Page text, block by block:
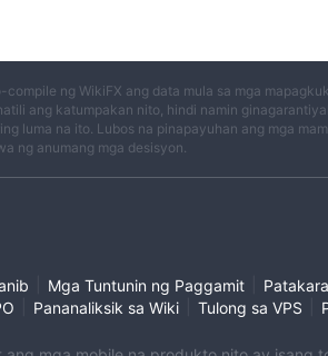
compile ng WikiFX ang data mula sa mga
ang katumpakan nito, hindi namin
luma na ito. Lubos na pinapayuhan ang mga
ng anumang mga desisyon.
Mga Tuntunin ng Paggamit
Pananaliksik sa Wiki Tulong sa VPS